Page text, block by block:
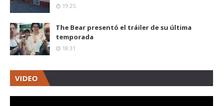
19:25
The Bear presentó el tráiler de su última
temporada
18:31
VIDEO